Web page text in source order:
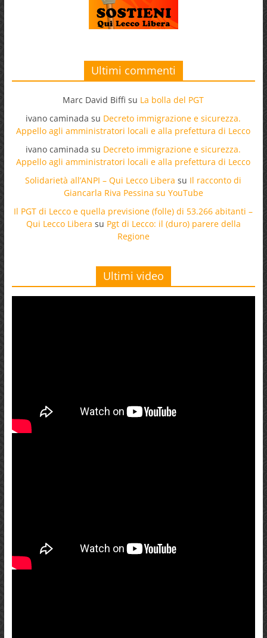
Ultimi commenti
Marc David Biffi su La bolla del PGT
ivano caminada su Decreto immigrazione e sicurezza.
Appello agli amministratori locali e alla prefettura di Lecco
ivano caminada su Decreto immigrazione e sicurezza.
Appello agli amministratori locali e alla prefettura di Lecco
Solidarietà all’ANPI – Qui Lecco Libera su Il racconto di
Giancarla Riva Pessina su YouTube
Il PGT di Lecco e quella previsione (folle) di 53.266 abitanti –
Qui Lecco Libera su Pgt di Lecco: il (duro) parere della
Regione
Ultimi video